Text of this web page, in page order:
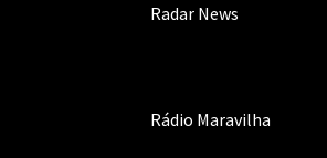
Radar News
Rádio Maravilha